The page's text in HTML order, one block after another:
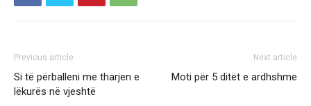
Previous article
Si të përballeni me tharjen e
lëkurës në vjeshtë
Next article
Moti për 5 ditët e ardhshme